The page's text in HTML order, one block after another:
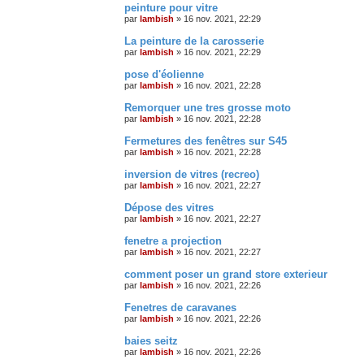
peinture pour vitre
par lambish » 16 nov. 2021, 22:29
La peinture de la carosserie
par lambish » 16 nov. 2021, 22:29
pose d'éolienne
par lambish » 16 nov. 2021, 22:28
Remorquer une tres grosse moto
par lambish » 16 nov. 2021, 22:28
Fermetures des fenêtres sur S45
par lambish » 16 nov. 2021, 22:28
inversion de vitres (recreo)
par lambish » 16 nov. 2021, 22:27
Dépose des vitres
par lambish » 16 nov. 2021, 22:27
fenetre a projection
par lambish » 16 nov. 2021, 22:27
comment poser un grand store exterieur
par lambish » 16 nov. 2021, 22:26
Fenetres de caravanes
par lambish » 16 nov. 2021, 22:26
baies seitz
par lambish » 16 nov. 2021, 22:26